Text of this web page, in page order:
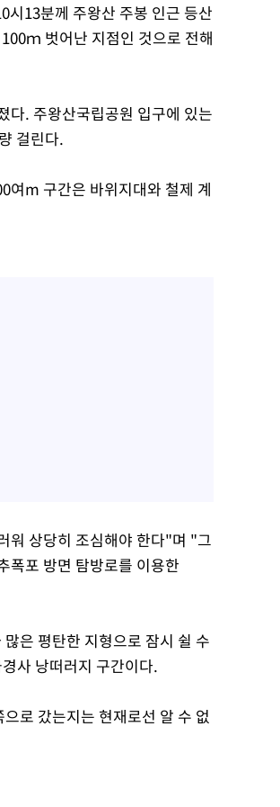
시13분께 주왕산 주봉 인근 등산
ｍ 벗어난 지점인 것으로 전해
다. 주왕산국립공원 입구에 있는
걸린다.
여m 구간은 바위지대와 철제 계
워 상당히 조심해야 한다"며 "그
폭포 방면 탐방로를 이용한
은 평탄한 지형으로 잠시 쉴 수
사 낭떠러지 구간이다.
로 갔는지는 현재로선 알 수 없